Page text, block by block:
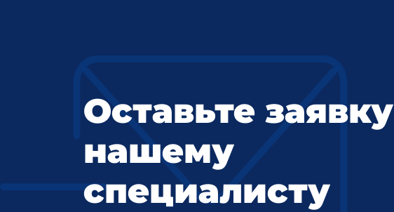
Оставьте заявку
нашему
специалисту